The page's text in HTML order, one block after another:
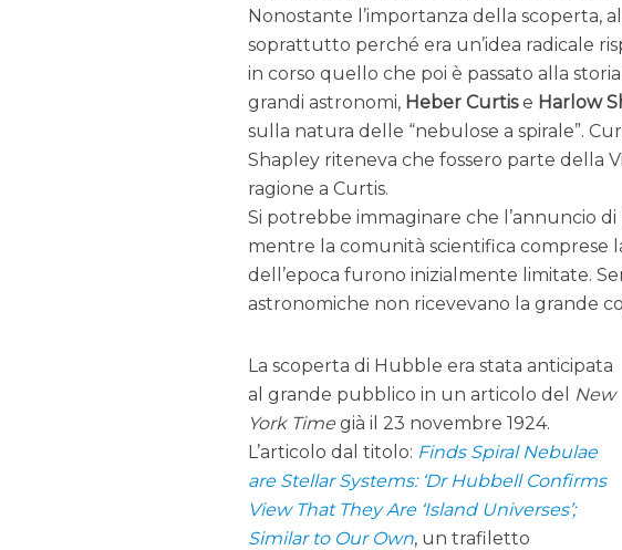
Nonostante l’importanza della scoperta,
soprattutto perché era un’idea radicale
in corso quello che poi è passato alla storia
grandi astronomi, Heber Curtise Harlow
sulla natura delle “nebulose a spirale”.
Shapley riteneva che fossero parte della
ragione a Curtis.
Si potrebbe immaginare che l’annuncio
mentre la comunità scientifica comprese
dell’epoca furono inizialmente limitate.
astronomiche non ricevevano la grande
La scoperta di Hubble era stata anticipata
al grande pubblico in un articolo del New
York Time già il 23 novembre 1924.
L’articolo dal titolo: Finds Spiral Nebulae
are Stellar Systems: ‘Dr Hubbell Confirms
View That They Are ‘Island Universes’;
Similar to Our Own, un trafiletto